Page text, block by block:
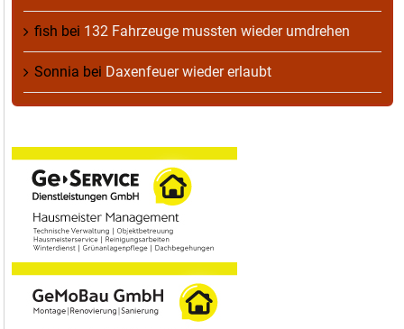
fish bei 132 Fahrzeuge mussten wieder umdrehen
Sonnia bei Daxenfeuer wieder erlaubt